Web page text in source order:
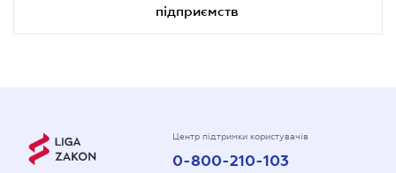
підприємств
Центр підтримки користувачів
0-800-210-103